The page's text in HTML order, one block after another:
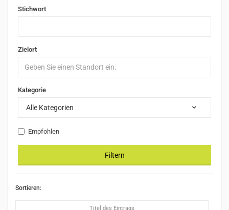
Stichwort
Zielort
Kategorie
Alle Kategorien
Empfohlen
Filtern
Sortieren:
Titel des Eintrags